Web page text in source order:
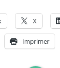
X
Imprimer